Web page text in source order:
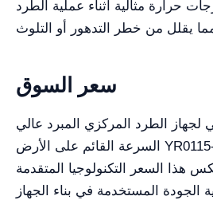
حرارة مثالية أثناء عملية الطرد
سعر السوق
لجهاز الطرد المركزي المبرد عالي
السرعة القائم على الأرض YR0115-1 هو حوالي 7983.00
هذا السعر التكنولوجيا المتقدمة